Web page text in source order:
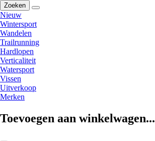
Zoeken
Nieuw
Wintersport
Wandelen
Trailrunning
Hardlopen
Verticaliteit
Watersport
Vissen
Uitverkoop
Merken
Toevoegen aan winkelwagen...